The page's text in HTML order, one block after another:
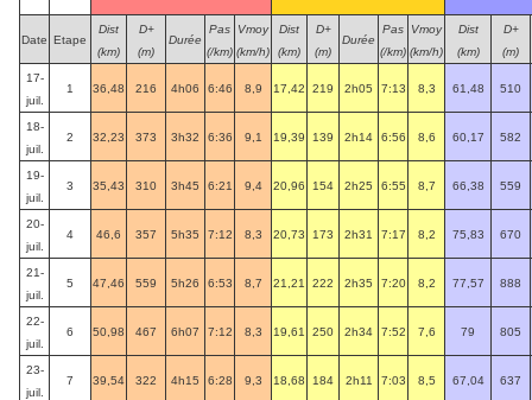
Date Etape
Dist
(km)
D+
(m)
Durée
Pas
(/km)
Vmoy
(km/h)
Dist
(km)
D+
(m)
Durée
Pas
(/km)
Vmoy
(km/h)
Dist
(km)
D+
(m)
17-
juil.
1 36,48 216 4h06 6:46 8,9 17,42 219 2h05 7:13 8,3 61,48 510
18-
juil.
2 32,23 373 3h32 6:36 9,1 19,39 139 2h14 6:56 8,6 60,17 582
19-
juil.
3 35,43 310 3h45 6:21 9,4 20,96 154 2h25 6:55 8,7 66,38 559
20-
juil.
4 46,6 357 5h35 7:12 8,3 20,73 173 2h31 7:17 8,2 75,83 670
21-
juil.
5 47,46 559 5h26 6:53 8,7 21,21 222 2h35 7:20 8,2 77,57 888
22-
juil.
6 50,98 467 6h07 7:12 8,3 19,61 250 2h34 7:52 7,6 79 805
23-
juil.
7 39,54 322 4h15 6:28 9,3 18,68 184 2h11 7:03 8,5 67,04 637